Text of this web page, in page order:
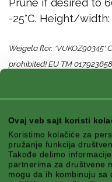
Ovaj veb sajt koristi
Koristimo kolačiće za
pružanje funkcija
Takođe delimo
partnerima za društvene
mogu da ih kombinuju sa
Prune if desired to
-25°C. Height/
Weigela flor. 'VUKOZ90345'
prohibited! EU TM 017923658
Karakteristike